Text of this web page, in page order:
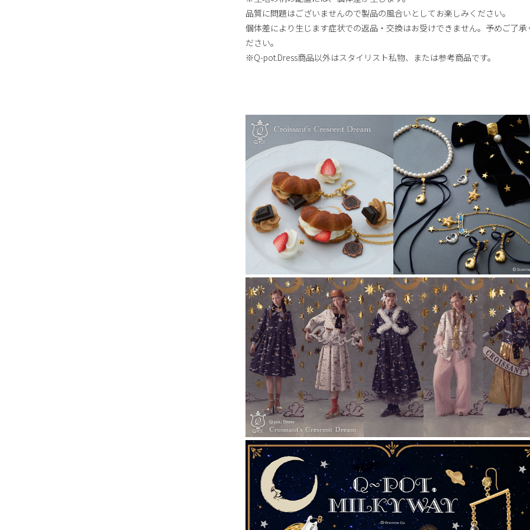
品質に問題はございませんので製品の風合いとしてお楽しみください。
個体差により生じます症状での返品・交換はお受けできません。予めご了承
ださい。
※Q-pot.Dress商品以外はスタイリスト私物、または参考商品です。